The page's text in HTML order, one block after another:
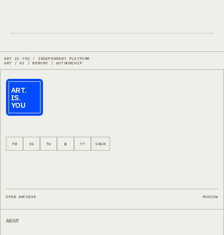
ART.IS.YOU / INDEPENDENT PLATFORM
ART / AI / MEMORY / AUTHORSHIP
ART.
IS.
YOU
FB IG TG @ YT SNOB
OPEN ARCHIVE MOSCOW
ABOUT